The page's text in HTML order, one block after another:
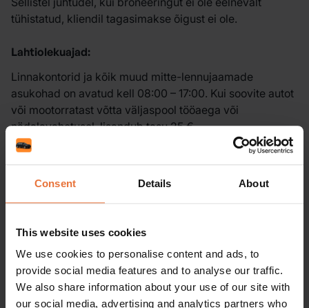
Consent Details About
This website uses cookies
We use cookies to personalise content and ads, to
provide social media features and to analyse our traffic.
We also share information about your use of our site with
our social media, advertising and analytics partners who
tühistatud, kliendil tagasimakse õigust ei ole.
Lahtiolekuajad:
Linnakontorid ja kõik muud mitte-lennujaamade
asukohad on avatud kell 08:00 – 17:00. Kui soovite autot
või mootorratast võtta väljaspool tööaega või
nädalavahetusel, lisandub tasu 25 €.
kell 08:00 – 22:00. Kui sõidukit võetakse vastu
Vilniuse, Kaunase ja Palanga lennujaamad kell 22:00 –
Kohaletoomine ja tagasitoomine:
Sõiduki kohaletoimetamise/tagasitoomise teenus tuleb